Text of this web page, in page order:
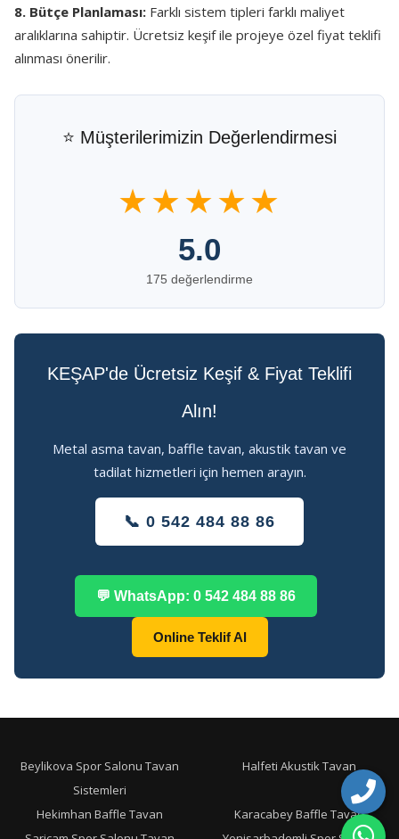
8. Bütçe Planlaması: Farklı sistem tipleri farklı maliyet
aralıklarına sahiptir. Ücretsiz keşif ile projeye özel fiyat teklifi
alınması önerilir.
⭐ Müşterilerimizin Değerlendirmesi
★★★★★
5.0
175 değerlendirme
KEŞAP'de Ücretsiz Keşif & Fiyat Teklifi
Alın!
Metal asma tavan, baffle tavan, akustik tavan ve
tadilat hizmetleri için hemen arayın.
📞 0 542 484 88 86
💬 WhatsApp: 0 542 484 88 86
Online Teklif Al
Beylikova Spor Salonu Tavan
Sistemleri
Halfeti Akustik Tavan
Hekimhan Baffle Tavan
Karacabey Baffle Tavan